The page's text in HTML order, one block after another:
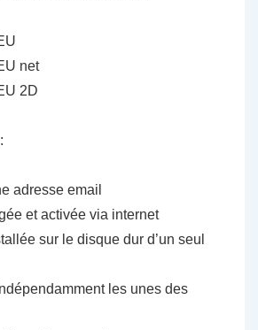
net
2D
adresse email
et activée via internet
sur le disque dur d’un seul
les unes des